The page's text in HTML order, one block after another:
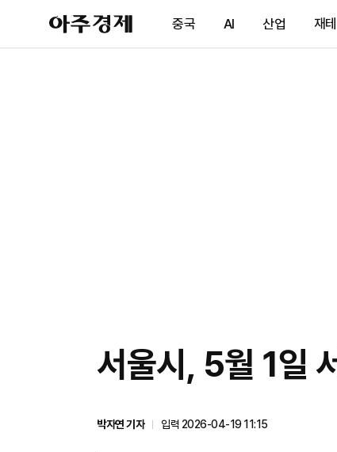
아
주
제
중국 AI 산업 재
서울시, 5월 1일
박자연 기자
입력 2026-04-19 11:15